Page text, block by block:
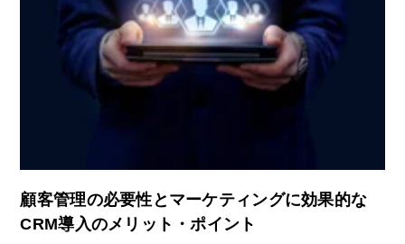
顧客管理の必要性とマーケティングに効果的な
CRM導入のメリット・ポイント